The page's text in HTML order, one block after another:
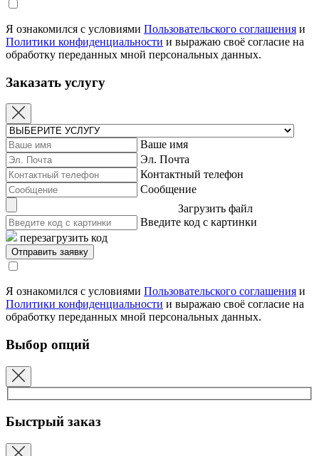
Я ознакомился с условиями Пользовательского соглашения и
Политики конфиденциальности и выражаю своё согласие на
обработку переданных мной персональных данных.
Заказать услугу
Ваше имя
Эл. Почта
Контактный телефон
Сообщение
Загрузить файл
Введите код с картинки
перезагрузить код
Я ознакомился с условиями Пользовательского соглашения и
Политики конфиденциальности и выражаю своё согласие на
обработку переданных мной персональных данных.
Выбор опций
Быстрый заказ